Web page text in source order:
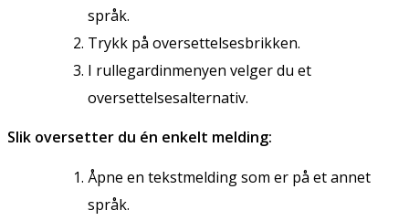
språk.
Trykk på oversettelsesbrikken.
I rullegardinmenyen velger du et
oversettelsesalternativ.
Slik oversetter du én enkelt melding:
Åpne en tekstmelding som er på et annet
språk.